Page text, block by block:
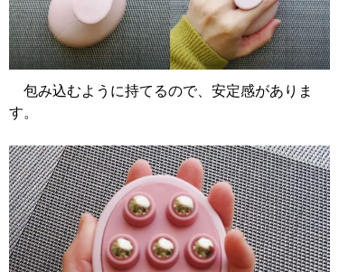
包み込むように持てるので、安定感がありま
す。